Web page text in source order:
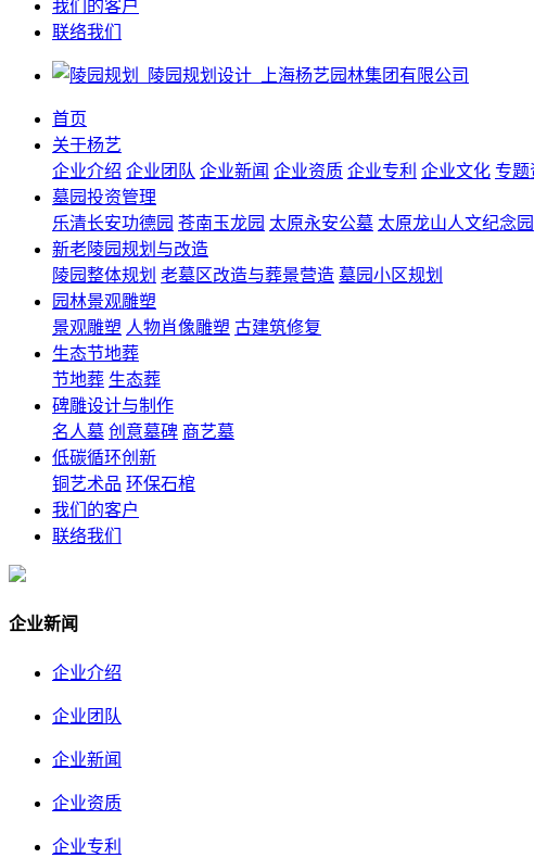
我们的客户
联络我们
首页
关于杨艺
企业介绍 企业团队 企业新闻 企业资质 企业专利 企业文化 专题
墓园投资管理
乐清长安功德园 苍南玉龙园 太原永安公墓 太原龙山人文纪念园
新老陵园规划与改造
陵园整体规划 老墓区改造与葬景营造 墓园小区规划
园林景观雕塑
景观雕塑 人物肖像雕塑 古建筑修复
生态节地葬
节地葬 生态葬
碑雕设计与制作
名人墓 创意墓碑 商艺墓
低碳循环创新
铜艺术品 环保石棺
我们的客户
联络我们
企业新闻
企业介绍
企业团队
企业新闻
企业资质
企业专利